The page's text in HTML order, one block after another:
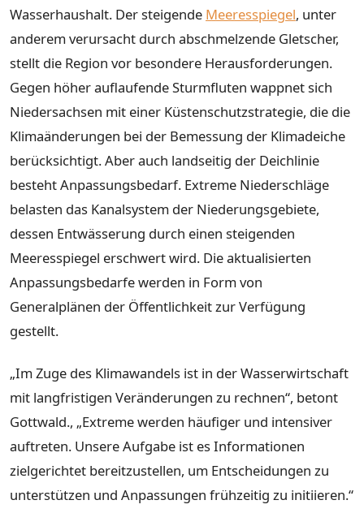
Wasserhaushalt. Der steigende Meeresspiegel, unter
anderem verursacht durch abschmelzende Gletscher,
stellt die Region vor besondere Herausforderungen.
Gegen höher auflaufende Sturmfluten wappnet sich
Niedersachsen mit einer Küstenschutzstrategie, die die
Klimaänderungen bei der Bemessung der Klimadeiche
berücksichtigt. Aber auch landseitig der Deichlinie
besteht Anpassungsbedarf. Extreme Niederschläge
belasten das Kanalsystem der Niederungsgebiete,
dessen Entwässerung durch einen steigenden
Meeresspiegel erschwert wird. Die aktualisierten
Anpassungsbedarfe werden in Form von
Generalplänen der Öffentlichkeit zur Verfügung
gestellt.
„Im Zuge des Klimawandels ist in der Wasserwirtschaft
mit langfristigen Veränderungen zu rechnen“, betont
Gottwald., „Extreme werden häufiger und intensiver
auftreten. Unsere Aufgabe ist es Informationen
zielgerichtet bereitzustellen, um Entscheidungen zu
unterstützen und Anpassungen frühzeitig zu initiieren.“